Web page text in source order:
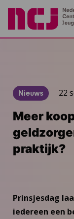
Nieuws 22
Meer
praktijk?
Prinsjesdag
iedereen een